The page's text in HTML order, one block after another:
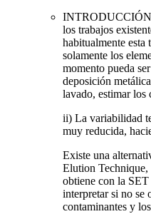
INTRODUCCIÓN
los trabajos
habitualmente esta
solamente los
momento pueda
deposición
lavado, estimar los
ii) La variabilidad
muy reducida,
Existe una
Elution Technique,
obtiene con la
interpretar si no se
contaminantes y